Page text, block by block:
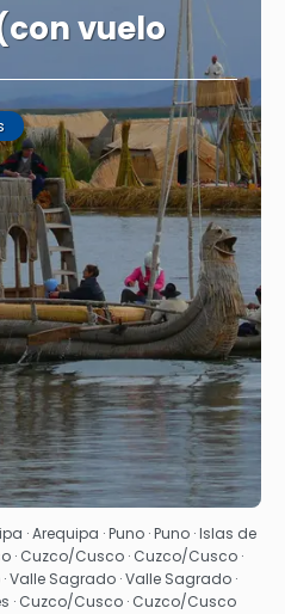
vuelo
Ver· Arequipa · Puno · Puno · Islas de
· Cuzco/Cusco · Cuzco/Cusco ·
Sagrado · Valle Sagrado ·
· Cuzco/Cusco · Cuzco/Cusco